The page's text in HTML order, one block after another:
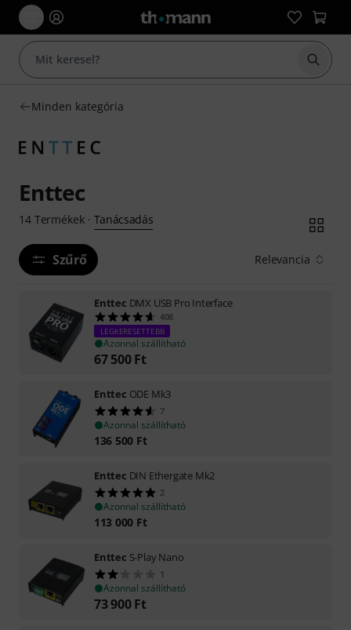
Minden kategória
Enttec
14 Termékek· Tanácsadás
Szűrő Relevancia
Enttec DMX USB Pro Interface
408
LEGKERESETTEBB
Azonnal szállítható
67 500 Ft
Enttec ODE Mk3
7
Azonnal szállítható
136 500 Ft
Enttec DIN Ethergate Mk2
2
Azonnal szállítható
113 000 Ft
Enttec S-Play Nano
1
Azonnal szállítható
73 900 Ft